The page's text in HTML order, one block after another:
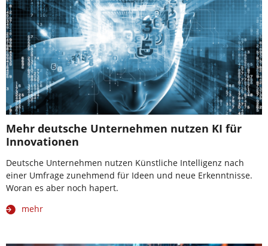
Mehr deutsche Unternehmen nutzen KI für
Innovationen
Deutsche Unternehmen nutzen Künstliche Intelligenz nach
einer Umfrage zunehmend für Ideen und neue Erkenntnisse.
Woran es aber noch hapert.
mehr